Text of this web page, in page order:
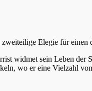
Elegie für
widmet sein Leben
wo er eine Vielzahl